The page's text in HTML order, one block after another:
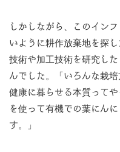
しかしながら、このイン
いように耕作放棄地を探
技術や加工技術を研究し
んでした。「いろんな栽
健康に暮らせる本質って
を使って有機での葉にん
す。」